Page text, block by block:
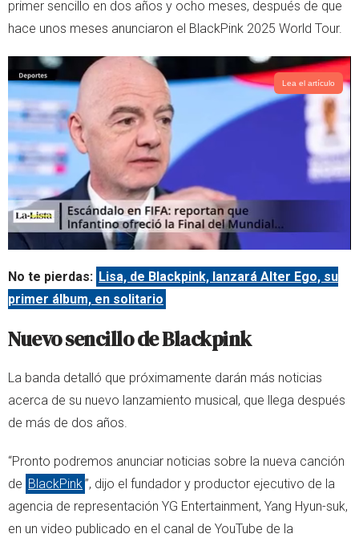
t
r
s
p
p
primer sencillo en dos años y ocho meses, después de que
hace unos meses anunciaron el BlackPink 2025 World Tour.
Lea el artículo
No te pierdas: Lisa, de Blackpink, lanzará Alter Ego, su
primer álbum, en solitario
Nuevo sencillo de Blackpink
La banda detalló que próximamente darán más noticias
acerca de su nuevo lanzamiento musical, que llega después
de más de dos años.
“Pronto podremos anunciar noticias sobre la nueva canción
de BlackPink”, dijo el fundador y productor ejecutivo de la
agencia de representación YG Entertainment, Yang Hyun-suk,
en un video publicado en el canal de YouTube de la